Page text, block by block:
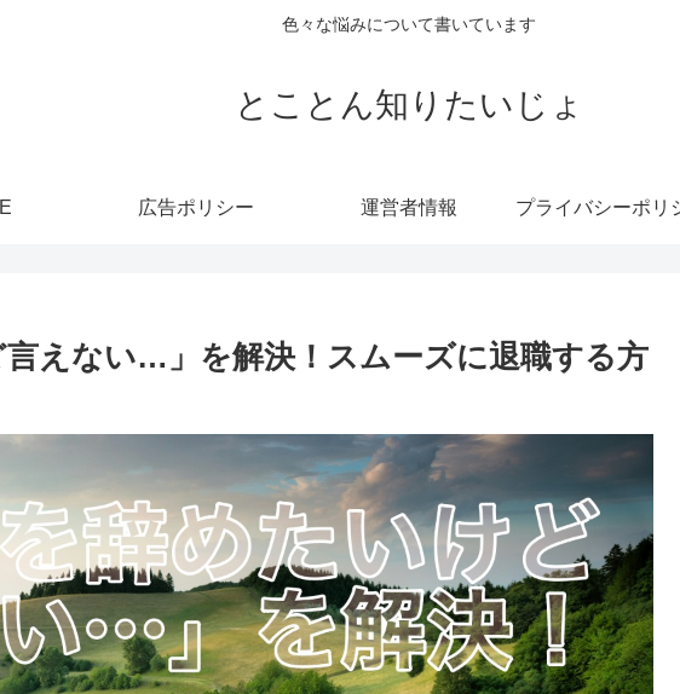
色々な悩みについて書いています
とことん知りたいじょ
広告ポリシー 運営者情報
言えない…」を解決！スムーズに退職する方